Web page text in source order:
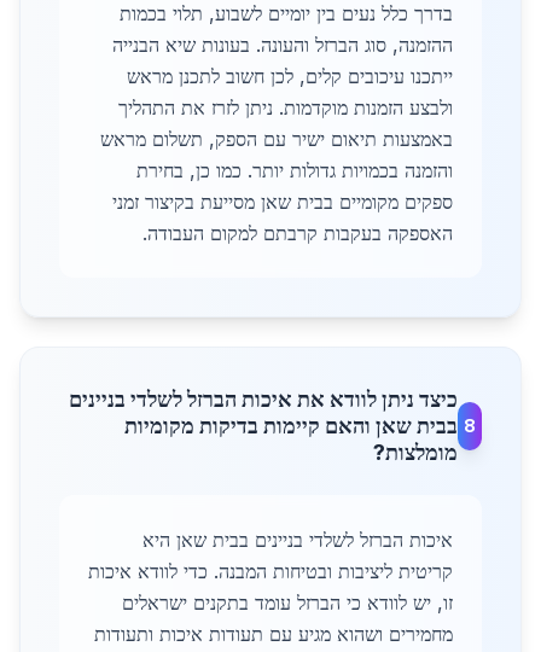
בדרך כלל נעים בין יומיים לשבוע, תלוי בכמות
ההזמנה, סוג הברזל והעונה. בעונות שיא הבנייה
ייתכנו עיכובים קלים, לכן חשוב לתכנן מראש
ולבצע הזמנות מוקדמות. ניתן לזרז את התהליך
באמצעות תיאום ישיר עם הספק, תשלום מראש
והזמנה בכמויות גדולות יותר. כמו כן, בחירת
ספקים מקומיים בבית שאן מסייעת בקיצור זמני
האספקה בעקבות קרבתם למקום העבודה.
8
כיצד ניתן לוודא את איכות הברזל לשלדי בניינים
בבית שאן והאם קיימות בדיקות מקומיות
מומלצות?
איכות הברזל לשלדי בניינים בבית שאן היא
קריטית ליציבות ובטיחות המבנה. כדי לוודא איכות
זו, יש לוודא כי הברזל עומד בתקנים ישראלים
מחמירים ושהוא מגיע עם תעודות איכות ותעודות